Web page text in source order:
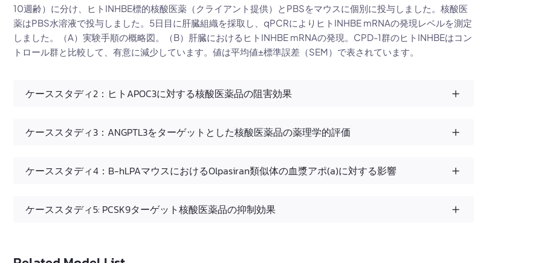
10週齢）に分け、ヒトINHBE標的核酸医薬（クライアント提供）とPBSをマウスに個別に投与しました。核酸医
薬はPBS水溶液で投与しました。5日目に肝臓組織を採取し、qPCRによりヒトINHBE mRNAの発現レベルを測定
しました。（A）実験手順の概略図。（B）肝臓におけるヒトINHBE mRNAの発現。CPD-1群のヒトINHBEはコン
トロール群と比較して、有意に減少しています。値は平均値±標準誤差（SEM）で表されています。
ケーススタディ2：ヒトAPOC3に対する核酸医薬品の阻害効果
ケーススタディ3：ANGPTL3をターゲットとした核酸医薬品の薬理学的評価
ケーススタディ4：B-hLPAマウスにおけるOlpasiran類似体の血漿アポ(a)に対する影響
ケーススタディ5: PCSK9ターゲット核酸医薬品の抑制効果